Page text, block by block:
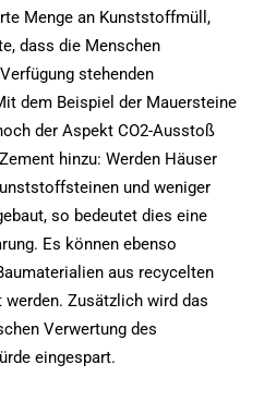
Menge an Kunststoffmüll,
dass die Menschen
stehenden
dem Beispiel der Mauersteine
der Aspekt CO2-Ausstoß
hinzu: Werden Häuser
und weniger
so bedeutet dies eine
Es können ebenso
aus recycelten
Zusätzlich wird das
Verwertung des
eingespart.